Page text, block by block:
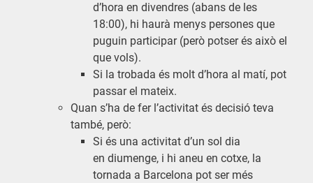
d’hora en divendres (abans de les
18:00), hi haurà menys persones que
puguin participar (però potser és això el
que vols).
Si la trobada és molt d’hora al matí, pot
passar el mateix.
Quan s’ha de fer l’activitat és decisió teva
també, però:
Si és una activitat d’un sol dia
en diumenge, i hi aneu en cotxe, la
tornada a Barcelona pot ser més